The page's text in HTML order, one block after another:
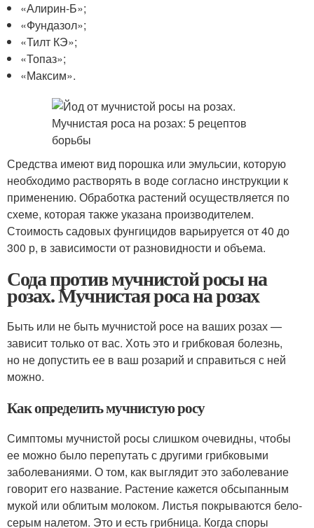
«Алирин-Б»;
«Фундазол»;
«Тилт КЭ»;
«Топаз»;
«Максим».
Средства имеют вид порошка или эмульсии, которую
необходимо растворять в воде согласно инструкции к
применению. Обработка растений осуществляется по
схеме, которая также указана производителем.
Стоимость садовых фунгицидов варьируется от 40 до
300 р, в зависимости от разновидности и объема.
Сода против мучнистой росы на
розах. Мучнистая роса на розах
Быть или не быть мучнистой росе на ваших розах —
зависит только от вас. Хоть это и грибковая болезнь,
но не допустить ее в ваш розарий и справиться с ней
можно.
Как определить мучнистую росу
Симптомы мучнистой росы слишком очевидны, чтобы
ее можно было перепутать с другими грибковыми
заболеваниями. О том, как выглядит это заболевание
говорит его название. Растение кажется обсыпанным
мукой или облитым молоком. Листья покрываются бело-
серым налетом. Это и есть грибница. Когда споры